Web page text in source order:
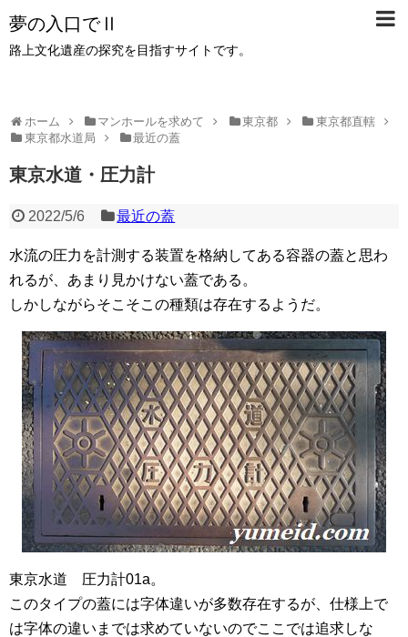
夢の入口でⅡ
路上文化遺産の探究を目指すサイトです。
ホーム マンホールを求めて 東京都
東京都直轄
東京都水道局
最近の蓋
東京水道・圧力計
2022/5/6 最近の蓋
水流の圧力を計測する装置を格納してある容器の蓋と思わ
れるが、あまり見かけない蓋である。
しかしながらそこそこの種類は存在するようだ。
東京水道 圧力計01a。
このタイプの蓋には字体違いが多数存在するが、仕様上で
は字体の違いまでは求めていないのでここでは追求しな